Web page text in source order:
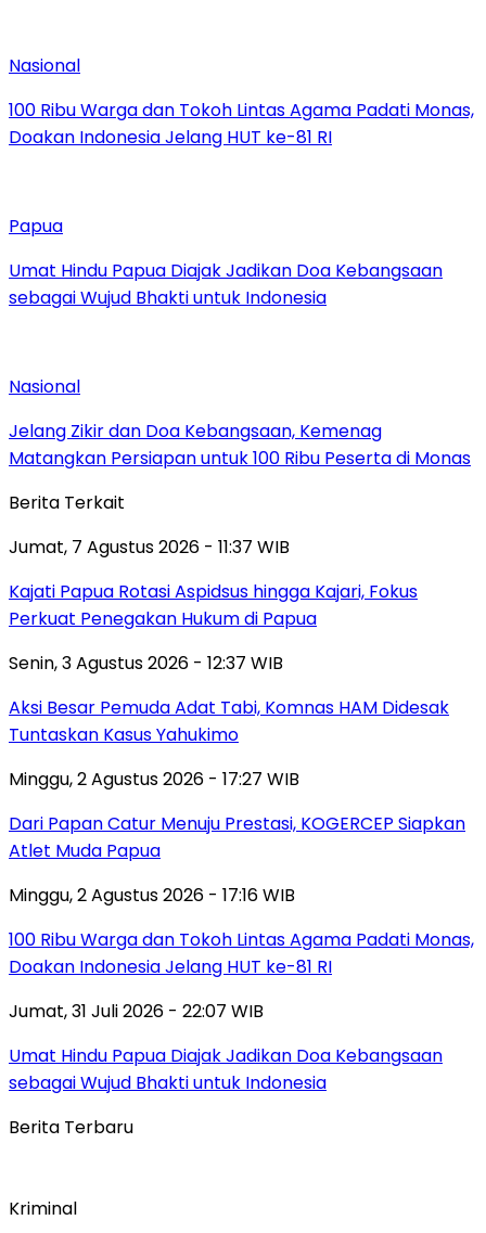
Nasional
100 Ribu Warga dan Tokoh Lintas Agama Padati Monas,
Doakan Indonesia Jelang HUT ke-81 RI
Papua
Umat Hindu Papua Diajak Jadikan Doa Kebangsaan
sebagai Wujud Bhakti untuk Indonesia
Nasional
Jelang Zikir dan Doa Kebangsaan, Kemenag
Matangkan Persiapan untuk 100 Ribu Peserta di Monas
Berita Terkait
Jumat, 7 Agustus 2026 - 11:37 WIB
Kajati Papua Rotasi Aspidsus hingga Kajari, Fokus
Perkuat Penegakan Hukum di Papua
Senin, 3 Agustus 2026 - 12:37 WIB
Aksi Besar Pemuda Adat Tabi, Komnas HAM Didesak
Tuntaskan Kasus Yahukimo
Minggu, 2 Agustus 2026 - 17:27 WIB
Dari Papan Catur Menuju Prestasi, KOGERCEP Siapkan
Atlet Muda Papua
Minggu, 2 Agustus 2026 - 17:16 WIB
100 Ribu Warga dan Tokoh Lintas Agama Padati Monas,
Doakan Indonesia Jelang HUT ke-81 RI
Jumat, 31 Juli 2026 - 22:07 WIB
Umat Hindu Papua Diajak Jadikan Doa Kebangsaan
sebagai Wujud Bhakti untuk Indonesia
Berita Terbaru
Kriminal